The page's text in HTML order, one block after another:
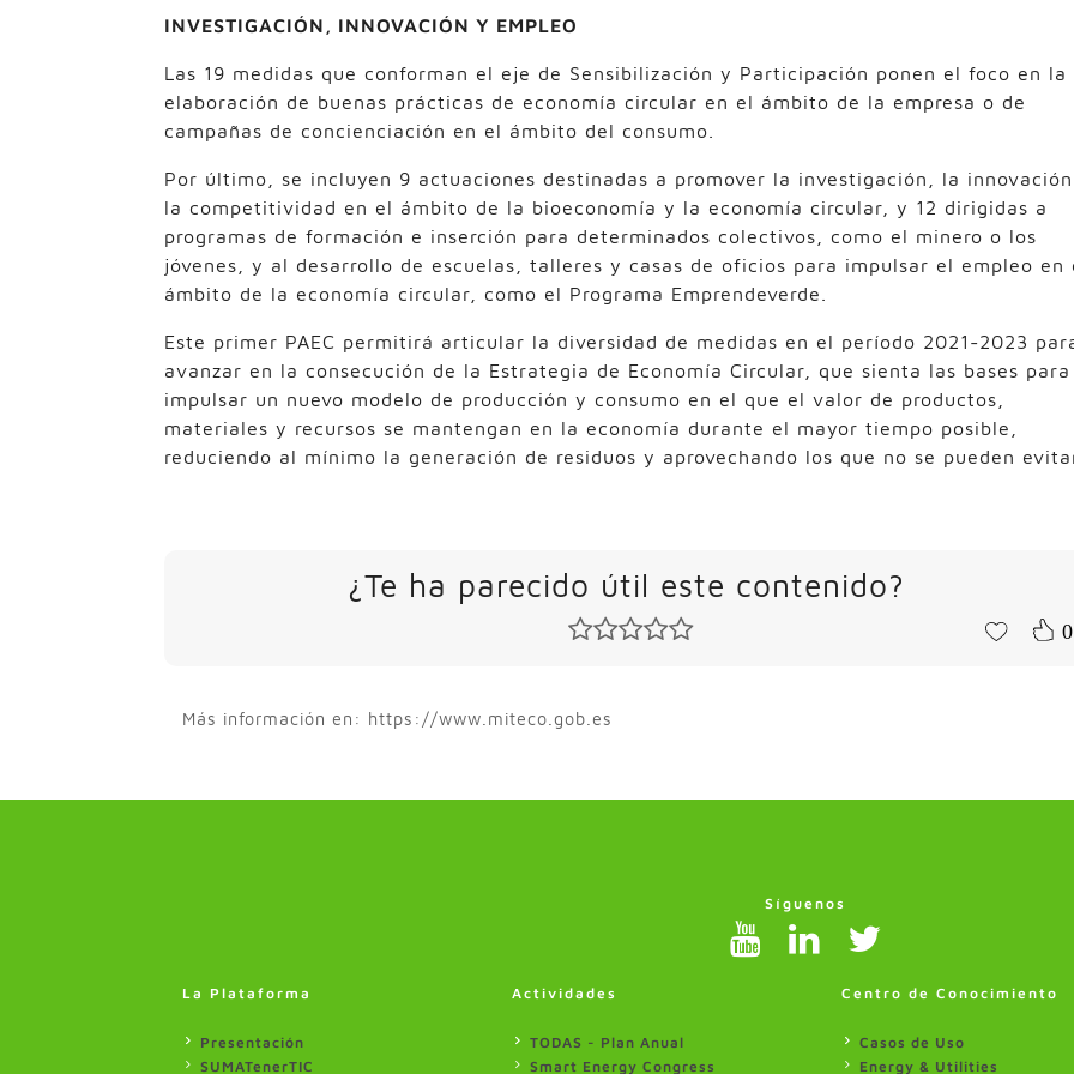
INVESTIGACIÓN, INNOVACIÓN Y EMPLEO
Las 19 medidas que conforman el eje de Sensibilización y Participación ponen el foco en la
elaboración de buenas prácticas de economía circular en el ámbito de la empresa o de
campañas de concienciación en el ámbito del consumo.
Por último, se incluyen 9 actuaciones destinadas a promover la investigación, la
la competitividad en el ámbito de la bioeconomía y la economía circular, y 12 dirigidas a
programas de formación e inserción para determinados colectivos, como el minero o los
jóvenes, y al desarrollo de escuelas, talleres y casas de oficios para impulsar el empleo en
ámbito de la economía circular, como el Programa Emprendeverde.
Este primer PAEC permitirá articular la diversidad de medidas en el período 2021-2023
avanzar en la consecución de la Estrategia de Economía Circular, que sienta las bases para
impulsar un nuevo modelo de producción y consumo en el que el valor de productos,
materiales y recursos se mantengan en la economía durante el mayor tiempo posible,
reduciendo al mínimo la generación de residuos y aprovechando los que no se pueden
¿Te ha parecido útil este contenido?
0
Más información en: https://www.miteco.gob.es
Síguenos
La Plataforma
Presentación
SUMATenerTIC
Actividades
TODAS - Plan Anual
Smart Energy Congress
Centro de Conocimiento
Casos de Uso
Energy & Utilities